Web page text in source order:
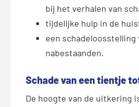
bij het verhalen van
tijdelijke hulp in de
een schadeloosstelling
nabestaanden.
Schade van een tientje
De hoogte van de uitkering